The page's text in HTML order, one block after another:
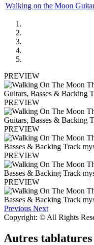
Walking on the Moon
PREVIEW
PREVIEW
PREVIEW
PREVIEW
PREVIEW
Previous Next
Copyright: © All Rights
Autres tablatures